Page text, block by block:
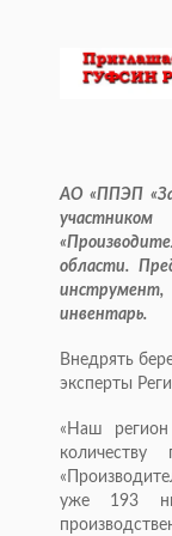
АО «ППЭП
области.
инструмент,
инвентарь.
Внедрять
эксперты
«Наш
количеству
уже 193